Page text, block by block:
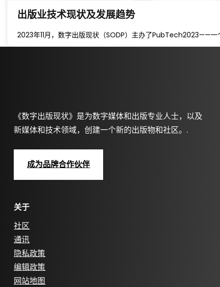
出版业技术现状及发展趋势
2023年11月，数字出版现状（SODP）主办了PubTech2023——
《数字出版现状》是为数字媒体和出版专业人士，以及
新媒体和技术领域，创建一个新的出版物和社区。.
成为品牌合作伙伴
关于
社区
通讯
隐私政策
编辑政策
网站地图